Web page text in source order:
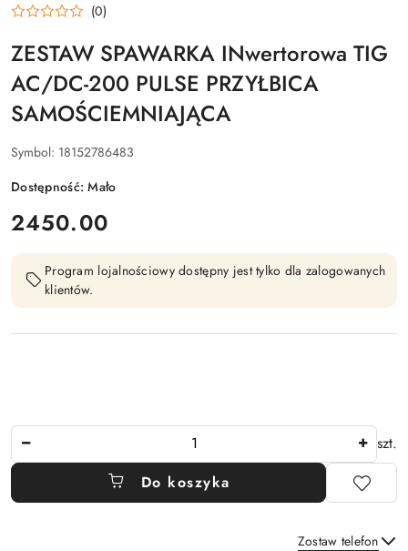
(0)
ZESTAW SPAWARKA INwertorowa TIG
AC/DC-200 PULSE PRZYŁBICA
SAMOŚCIEMNIAJĄCA
Symbol: 18152786483
Dostępność:Mało
cena:
2450.00
Program lojalnościowy dostępny jest tylko dla zalogowanych
klientów.
szt.
Do koszyka
Zostaw telefon